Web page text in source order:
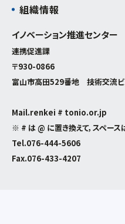
組織情報
イノベーション推進センター
連携促進課
〒930-0866
富山市高田529番地 技術交流
Mail.renkei # tonio.or.jp
※ # は @ に置き換えて，スペース
Tel.076-444-5606
Fax.076-433-4207